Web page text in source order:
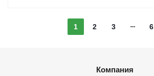
1 2 3 6
Компания